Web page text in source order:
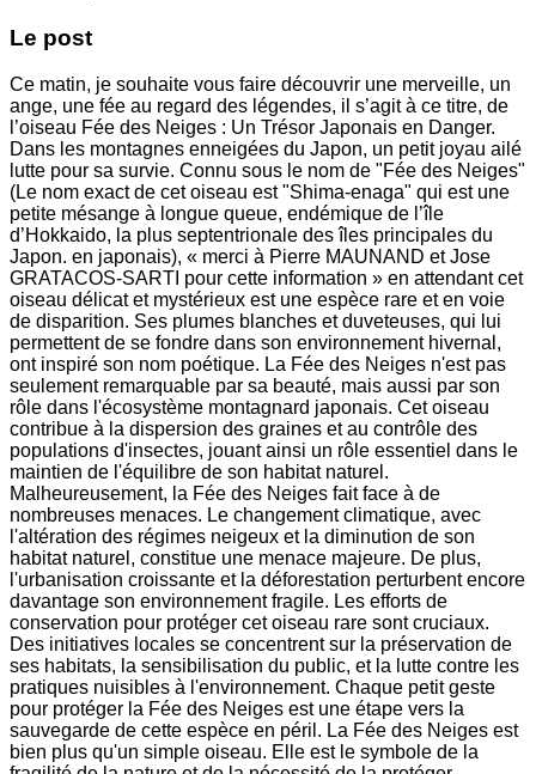
Le post
Ce matin, je souhaite vous faire découvrir une merveille, un
ange, une fée au regard des légendes, il s’agit à ce titre, de
l’oiseau Fée des Neiges : Un Trésor Japonais en Danger.
Dans les montagnes enneigées du Japon, un petit joyau ailé
lutte pour sa survie. Connu sous le nom de "Fée des Neiges"
(Le nom exact de cet oiseau est "Shima-enaga" qui est une
petite mésange à longue queue, endémique de l’île
d’Hokkaido, la plus septentrionale des îles principales du
Japon. en japonais), « merci à Pierre MAUNAND et Jose
GRATACOS-SARTI pour cette information » en attendant cet
oiseau délicat et mystérieux est une espèce rare et en voie
de disparition. Ses plumes blanches et duveteuses, qui lui
permettent de se fondre dans son environnement hivernal,
ont inspiré son nom poétique. La Fée des Neiges n'est pas
seulement remarquable par sa beauté, mais aussi par son
rôle dans l'écosystème montagnard japonais. Cet oiseau
contribue à la dispersion des graines et au contrôle des
populations d'insectes, jouant ainsi un rôle essentiel dans le
maintien de l'équilibre de son habitat naturel.
Malheureusement, la Fée des Neiges fait face à de
nombreuses menaces. Le changement climatique, avec
l'altération des régimes neigeux et la diminution de son
habitat naturel, constitue une menace majeure. De plus,
l'urbanisation croissante et la déforestation perturbent encore
davantage son environnement fragile. Les efforts de
conservation pour protéger cet oiseau rare sont cruciaux.
Des initiatives locales se concentrent sur la préservation de
ses habitats, la sensibilisation du public, et la lutte contre les
pratiques nuisibles à l'environnement. Chaque petit geste
pour protéger la Fée des Neiges est une étape vers la
sauvegarde de cette espèce en péril. La Fée des Neiges est
bien plus qu'un simple oiseau. Elle est le symbole de la